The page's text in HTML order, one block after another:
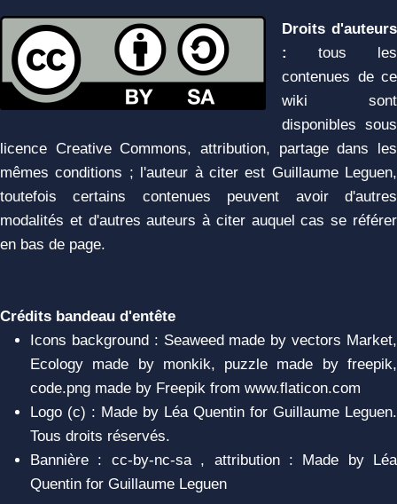
Droits d'auteurs
:
tous les
contenues de ce
wiki sont
disponibles sous
licence Creative Commons, attribution, partage dans les
mêmes conditions ; l'auteur à citer est Guillaume Leguen,
toutefois certains contenues peuvent avoir d'autres
modalités et d'autres auteurs à citer auquel cas se référer
en bas de page.
Crédits bandeau d'entête
Icons background : Seaweed made by vectors Market,
Ecology made by monkik, puzzle made by freepik,
code.png made by Freepik from www.flaticon.com
Logo (c) : Made by Léa Quentin for Guillaume Leguen.
Tous droits réservés.
Bannière : cc-by-nc-sa , attribution : Made by Léa
Quentin for Guillaume Leguen